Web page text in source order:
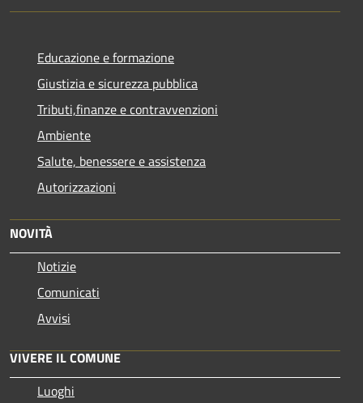
Educazione e formazione
Giustizia e sicurezza pubblica
Tributi,finanze e contravvenzioni
Ambiente
Salute, benessere e assistenza
Autorizzazioni
NOVITÀ
Notizie
Comunicati
Avvisi
VIVERE IL COMUNE
Luoghi